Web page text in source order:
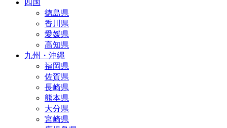
四国
徳島県
香川県
愛媛県
高知県
九州・沖縄
福岡県
佐賀県
長崎県
熊本県
大分県
宮崎県